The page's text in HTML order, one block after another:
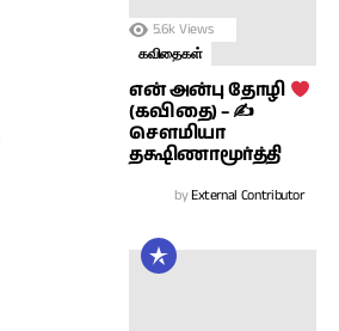
5.6k Views
கவிதைகள்
என் அன்பு தோழி
(கவிதை) – ✍
சௌமியா
தக்ஷிணாமூர்த்தி
byExternal Contributor